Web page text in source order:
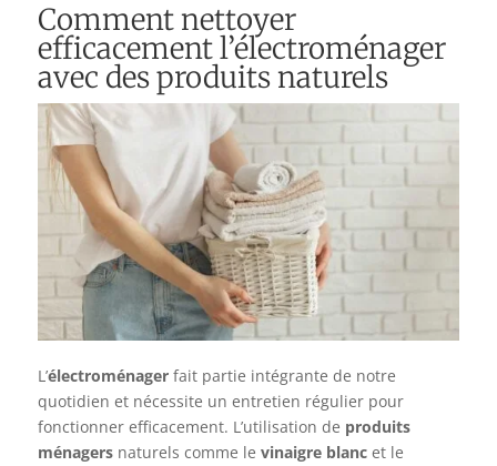
Comment nettoyer
efficacement l’électroménager
avec des produits naturels
L’électroménagerfait partie intégrante de notre
quotidien et nécessite un entretien régulier pour
fonctionner efficacement. L’utilisation de produits
ménagersnaturels comme le vinaigre blancet le